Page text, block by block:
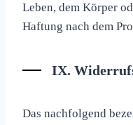
Leben, dem Körper
Haftung nach dem
IX.
Das nachfolgend